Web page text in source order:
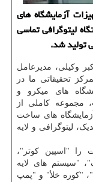
آزمایشگاه های
لیتوگرافی تماسی
تولید شد.
وکیلی، مدیرعامل
تحقیقاتی ما در
های میکرو و
مجموعه کاملی از
های ساخت
لیتوگرافی و لایه
"اسپین کوتر"،
"سیستم های لایه
"کوره خلأ" و "پمپ